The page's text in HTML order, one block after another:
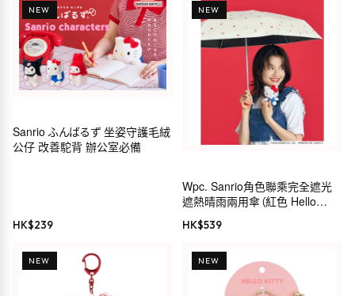
NEW
Sanrio ふんばるず 坐姿守護毛絨
公仔 改善駝背 辦公室必備
HK$239
NEW
Wpc. Sanrio角色聯乘完全遮光
遮熱晴雨兩用傘（紅色 Hello
Kitty）
HK$539
NEW NEW